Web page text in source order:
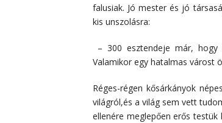
falusiak. Jó mester és jó
kis unszolásra:
– 300 esztendeje már,
Valamikor egy hatalmas várost
Réges-régen kősárkányok
világról,és a világ sem vett
ellenére meglepően erős